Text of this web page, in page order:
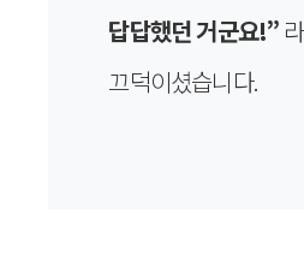
답답했던 거군요!”
끄덕이셨습니다.